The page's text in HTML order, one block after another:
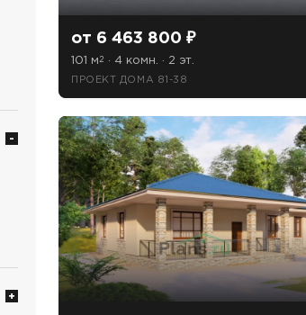
от 6 463 800 ₽
101 м 2 · 4 комн. · 2 эт.
ПРОЕКТ ДОМА 81-38